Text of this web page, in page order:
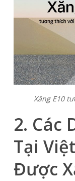
Xăng E10
2. Các
Tại
Được